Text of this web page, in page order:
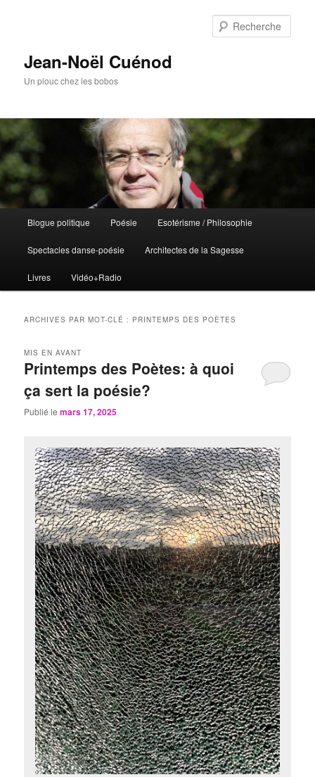
Jean-Noël Cuénod
Un plouc chez les bobos
Aller
au
contenu
principal
Aller
au
contenu
secondaire
Blogue politique Poésie Esotérisme / Philosophie
Spectacles danse-poésie Architectes de la Sagesse
Livres Vidéo+Radio
ARCHIVES PAR MOT-CLÉ : PRINTEMPS DES POÈTES
Printemps des Poètes: à quoi
ça sert la poésie?
MIS EN AVANT
Publié lemars 17, 2025